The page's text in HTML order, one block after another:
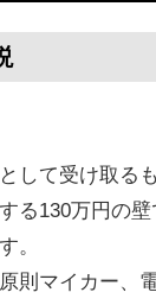
して受け取る
る130万円の
。
則マイカー、